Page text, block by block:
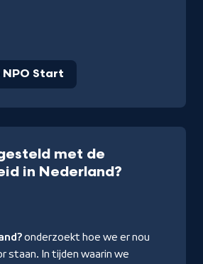
NPO Start
met de
in Nederland?
?onderzoekt hoe we er nou
staan. In tijden waarin we